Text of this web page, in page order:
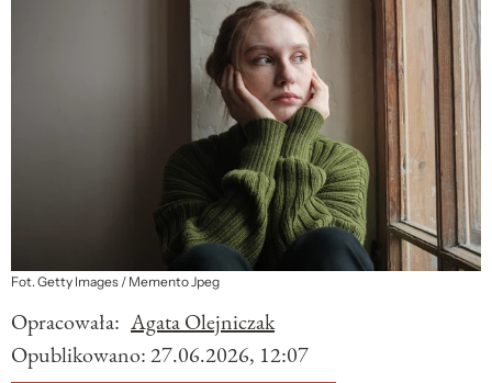
Fot. Getty Images / Memento Jpeg
Opracowała: Agata Olejniczak
Opublikowano:27.06.2026, 12:07